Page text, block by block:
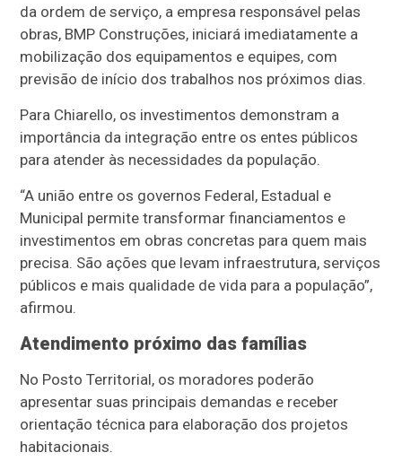
da ordem de serviço, a empresa responsável pelas
obras, BMP Construções, iniciará imediatamente a
mobilização dos equipamentos e equipes, com
previsão de início dos trabalhos nos próximos dias.
Para Chiarello, os investimentos demonstram a
importância da integração entre os entes públicos
para atender às necessidades da população.
“A união entre os governos Federal, Estadual e
Municipal permite transformar financiamentos e
investimentos em obras concretas para quem mais
precisa. São ações que levam infraestrutura, serviços
públicos e mais qualidade de vida para a população”,
afirmou.
Atendimento próximo das famílias
No Posto Territorial, os moradores poderão
apresentar suas principais demandas e receber
orientação técnica para elaboração dos projetos
habitacionais.